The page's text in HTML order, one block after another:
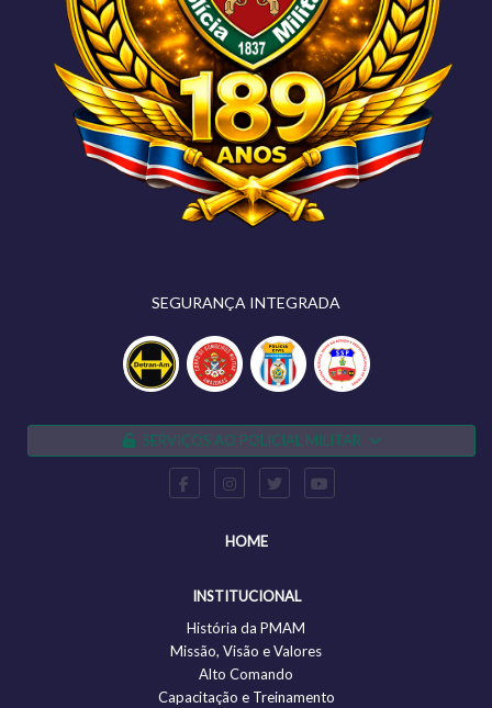
SEGURANÇA INTEGRADA
SERVIÇOS AO POLICIAL MILITAR
HOME
INSTITUCIONAL
História da PMAM
Missão, Visão e Valores
Alto Comando
Capacitação e Treinamento